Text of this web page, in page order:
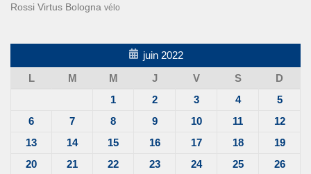
Rossi Virtus Bologna vélo
juin 2022
L
M M J V S
D
1
2 3 4
5
6
7 8 9 10 11
12
13
14 15 16 17 18
19
20
21 22 23 24 25 26